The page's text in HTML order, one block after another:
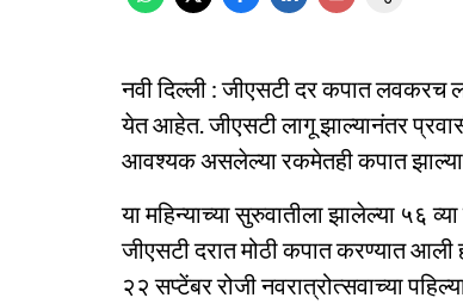
नवी दिल्ली : जीएसटी दर कपात लवकरच
येत आहेत. जीएसटी लागू झाल्यानंतर
आवश्यक असलेल्या रकमेतही कपात
या महिन्याच्या सुरुवातीला झालेल्या ५६
जीएसटी दरात मोठी कपात करण्यात
२२ सप्टेंबर रोजी नवरात्रोत्सवाच्या